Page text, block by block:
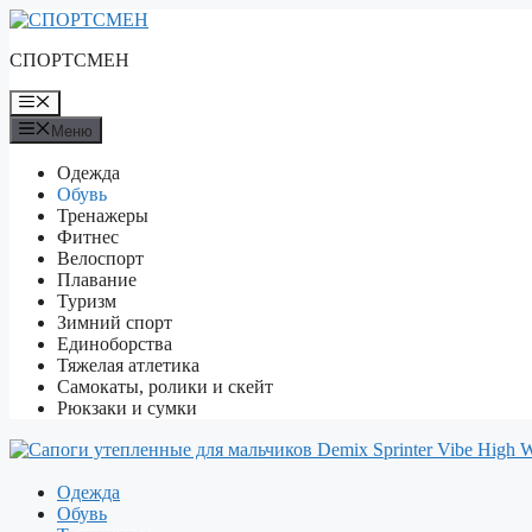
Перейти
содержимому
СПОРТСМЕН
Меню
Меню
Одежда
Обувь
Тренажеры
Фитнес
Велоспорт
Плавание
Туризм
Зимний спорт
Единоборства
Тяжелая атлетика
Самокаты, ролики и скейт
Рюкзаки и сумки
Одежда
Обувь